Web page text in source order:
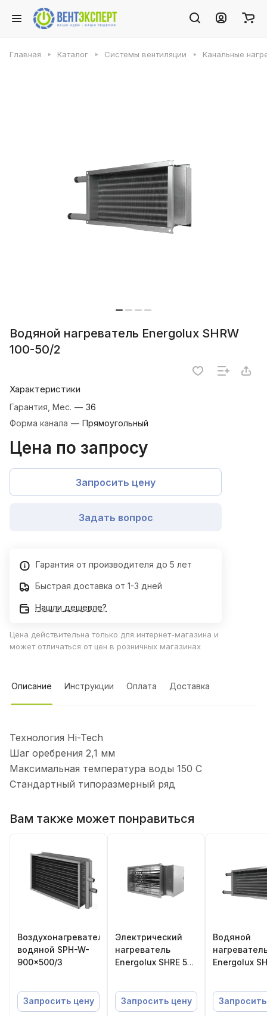
Главная Каталог Системы вентиляции Канальные
Водяной нагреватель Energolux SHRW
100-50/2
Характеристики
Гарантия, Мес. — 36
Форма канала — Прямоугольный
Цена по запросу
Запросить цену
Задать вопрос
Гарантия от производителя до 5 лет
Быстрая доставка от 1-3 дней
Нашли дешевле?
Цена действительна только для интернет-магазина и
может отличаться от цен в розничных магазинах
Описание Инструкции Оплата Доставка
Технология Hi-Tech
Шаг оребрения 2,1 мм
Максимальная температура воды 150 C
Стандартный типоразмерный ряд
Вам также может понравиться
Воздухонагреватель
водяной SPH-W-
900×500/3
Запросить цену
Электрический
нагреватель
Energolux SHRE 50-
Запросить цену
Водяной
Energolux